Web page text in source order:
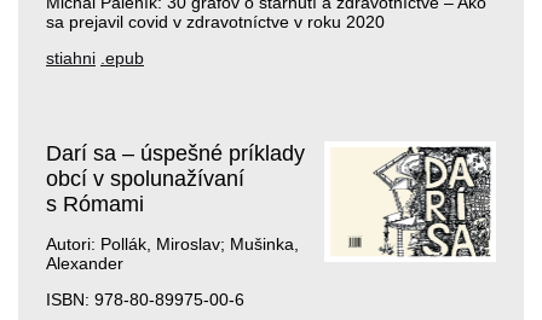
sa prejavil covid v zdravotníctve v roku 2020
stiahni .epub
Darí sa – úspešné príklady
obcí v spolunažívaní
s Rómami
Autori: Pollák, Miroslav; Mušinka,
Alexander
ISBN: 978-80-89975-00-6